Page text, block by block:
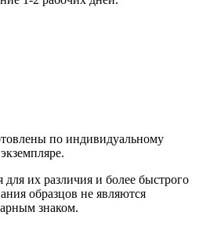
по индивидуальному
их различия и более быстрого
образцов не являются
знаком.